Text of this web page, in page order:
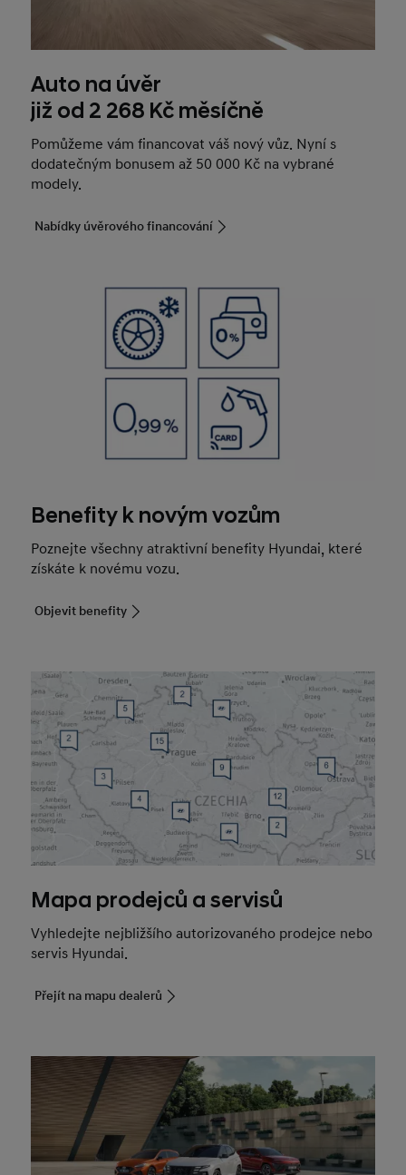
Auto na úvěr
již od 2 268 Kč měsíčně
Pomůžeme vám financovat váš nový vůz. Nyní s
dodatečným bonusem až 50 000 Kč na vybrané
modely.
Nabídky úvěrového financování
Benefity k novým vozům
Poznejte všechny atraktivní benefity Hyundai, které
získáte k novému vozu.
Objevit benefity
Mapa prodejců a servisů
Vyhledejte nejbližšího autorizovaného prodejce nebo
servis Hyundai.
Přejít na mapu dealerů